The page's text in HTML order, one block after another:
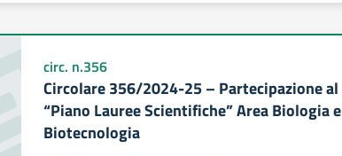
circ. n.356
Circolare 356/2024-25 – Partecipazione al
“Piano Lauree Scientifiche” Area Biologia e
Biotecnologia